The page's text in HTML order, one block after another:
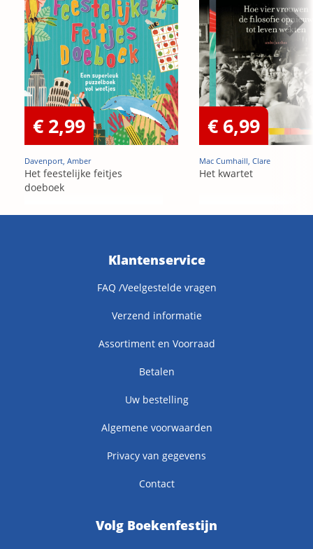
€ 2,99
Davenport, Amber
Het feestelijke feitjes
doeboek
€ 6,99
Mac Cumhaill, Clare
Het kwartet
Klantenservice
FAQ /Veelgestelde vragen
Verzend informatie
Assortiment en Voorraad
Betalen
Uw bestelling
Algemene voorwaarden
Privacy van gegevens
Contact
Volg Boekenfestijn